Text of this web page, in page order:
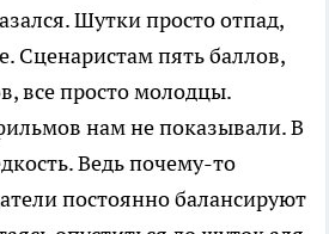
Шутки просто отпад,
Сценаристам пять баллов,
все просто молодцы.
нам не показывали. В
Ведь почему-то
постоянно балансируют